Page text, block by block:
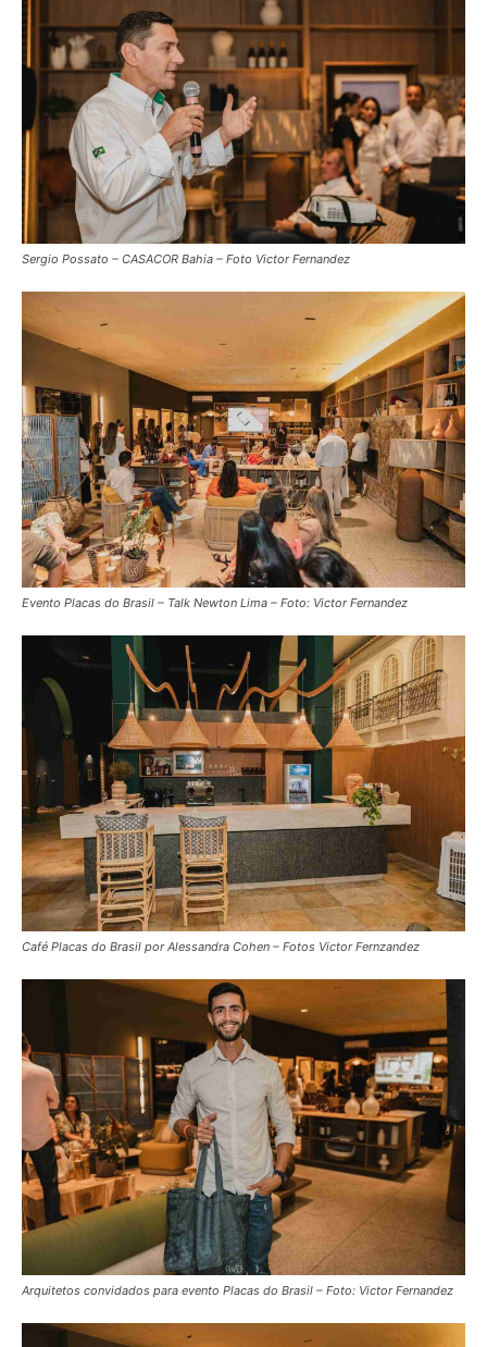
Sergio Possato – CASACOR Bahia – Foto Victor Fernandez
Evento Placas do Brasil – Talk Newton Lima – Foto: Victor Fernandez
Café Placas do Brasil por Alessandra Cohen – Fotos Victor Fernzandez
Arquitetos convidados para evento Placas do Brasil – Foto: Victor Fernandez